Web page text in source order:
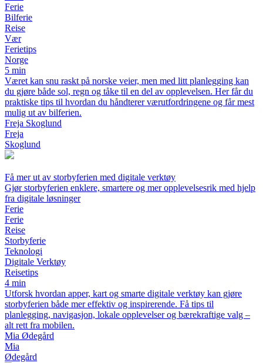
Ferie
Bilferie
Reise
Vær
Ferietips
Norge
5 min
Været kan snu raskt på norske veier, men med litt planlegging kan
du gjøre både sol, regn og tåke til en del av opplevelsen. Her får du
praktiske tips til hvordan du håndterer værutfordringene og får mest
mulig ut av bilferien.
Freja Skoglund
Freja
Skoglund
Få mer ut av storbyferien med digitale verktøy
Gjør storbyferien enklere, smartere og mer opplevelsesrik med hjelp
fra digitale løsninger
Ferie
Ferie
Reise
Storbyferie
Teknologi
Digitale Verktøy
Reisetips
4 min
Utforsk hvordan apper, kart og smarte digitale verktøy kan gjøre
storbyferien både mer effektiv og inspirerende. Få tips til
planlegging, navigasjon, lokale opplevelser og bærekraftige valg –
alt rett fra mobilen.
Mia Ødegård
Mia
Ødegård